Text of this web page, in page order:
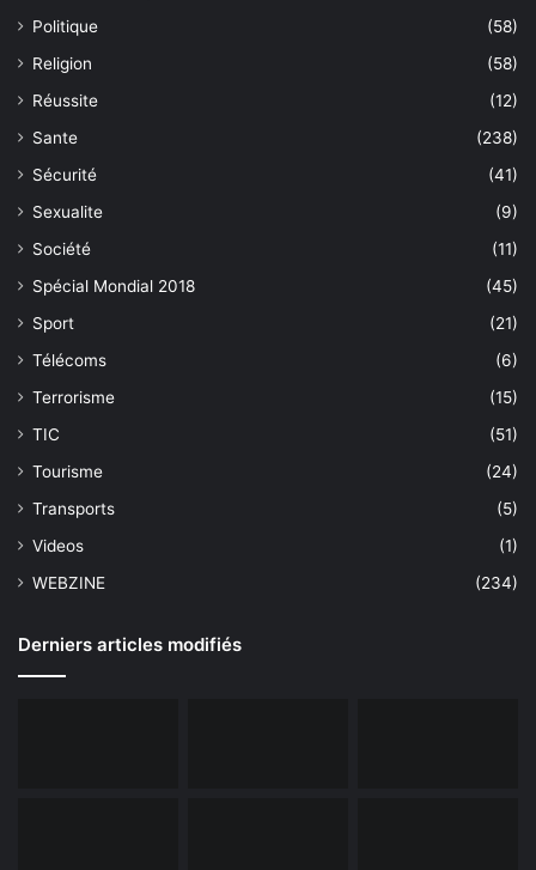
Politique
(58)
Religion
(58)
Réussite
(12)
Sante
(238)
Sécurité
(41)
Sexualite
(9)
Société
(11)
Spécial Mondial 2018
(45)
Sport
(21)
Télécoms
(6)
Terrorisme
(15)
TIC
(51)
Tourisme
(24)
Transports
(5)
Videos
(1)
WEBZINE
(234)
Derniers articles modifiés